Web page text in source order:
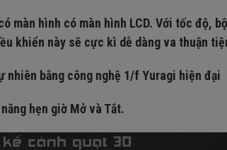
màn hình có màn hình LCD. Với tốc độ,
khiển này sẽ cực kì dễ dàng va thuận
nhiên bằng công nghệ 1/f Yuragi hiện đại
hẹn giờ Mở và Tắt.